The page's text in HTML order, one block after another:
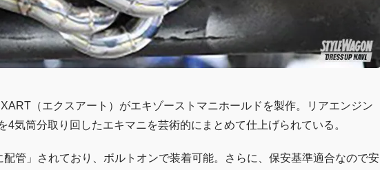
（エクスアート）がエキゾーストマニホールドを製作。リアエンジン
気筒分取り回したエキマニを芸術的にまとめて仕上げられている。
管」されており、ボルトオンで装着可能。さらに、保安基準適合なので安